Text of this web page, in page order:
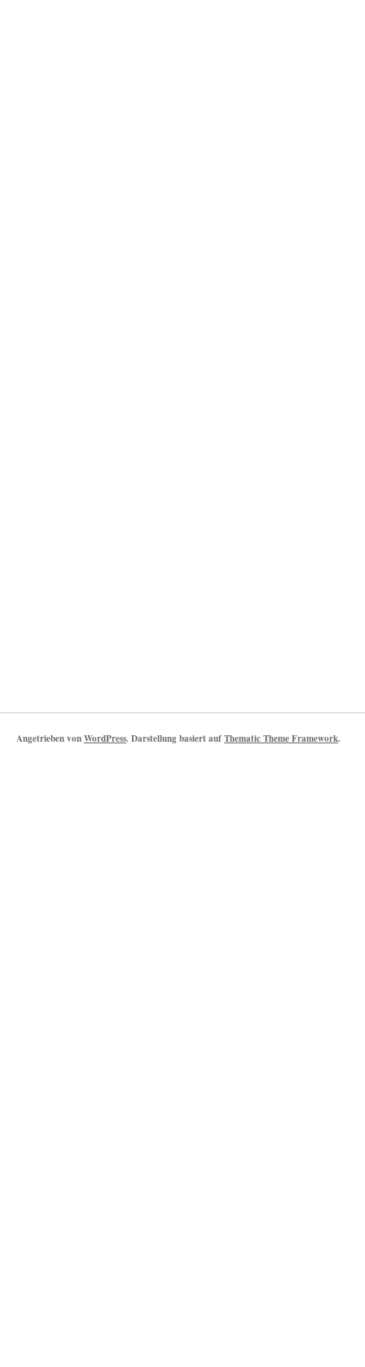
Angetrieben vonWordPress. Darstellung basiert aufThematic Theme Framework.